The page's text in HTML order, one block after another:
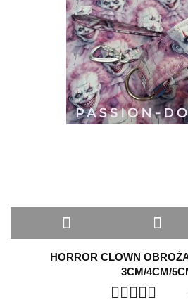
HORROR CLOWN
3CM/4CM/